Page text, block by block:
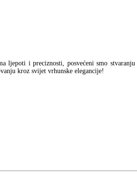
ljepoti i preciznosti, posvećeni smo
kroz svijet vrhunske elegancije!